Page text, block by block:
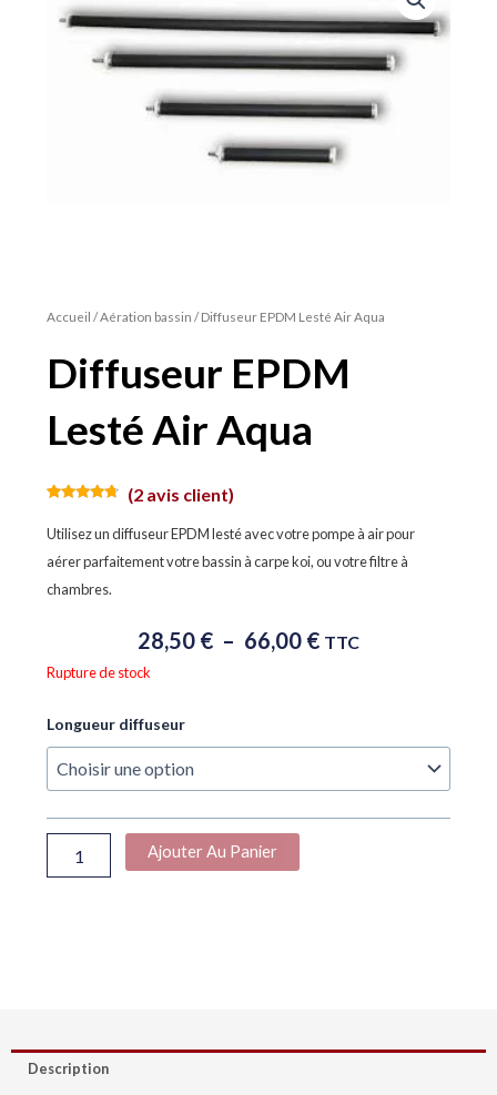
Accueil /Aération bassin / Diffuseur EPDM Lesté Air Aqua
Diffuseur EPDM
Lesté Air Aqua
sur 5
basé sur
client
(2avis client)
Utilisez un diffuseur EPDM lesté avec votre pompe à air pour
aérer parfaitement votre bassin à carpe koi, ou votre filtre à
chambres.
28,50 € – 66,00 €Plage
TTC
Rupture de stock
Longueur diffuseur
quantité
de
Diffuseur
EPDM
Air
Aqua
Ajouter Au Panier
Description